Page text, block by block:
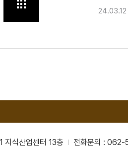
24.03.12
식산업센터 13층 전화문의 : 062-